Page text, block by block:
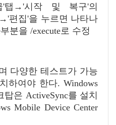
'탭→'시작 및 복구'의
편집'을 누르면 나타나
분을 /execute로 수정
다양한 테스트가 가능
하여야 한다. Windows
은 ActiveSync를 설치
Mobile Device Center